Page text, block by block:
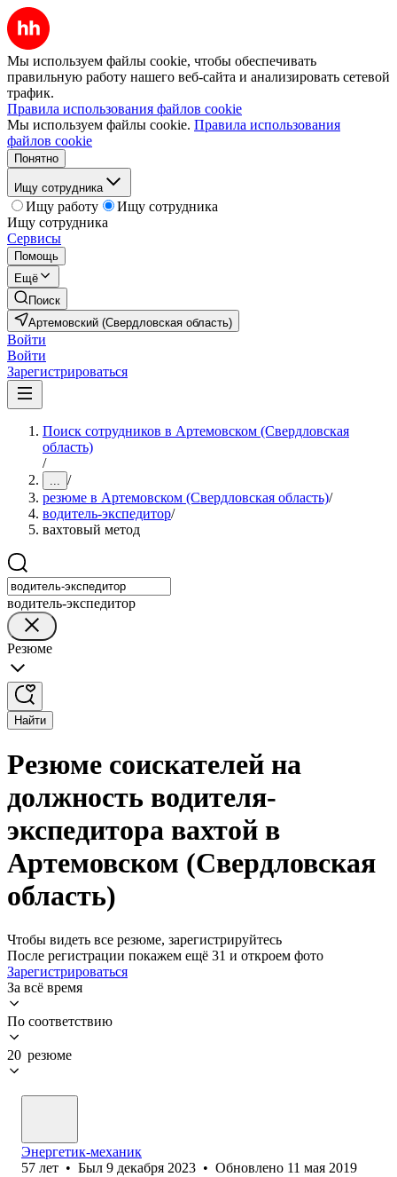
Мы используем файлы cookie, чтобы обеспечивать
правильную работу нашего веб-сайта и анализировать сетевой
трафик.
Правила использования файлов cookie
Мы используем файлы cookie. Правила использования
файлов cookie
Понятно
Ищу сотрудника
Ищу работу
Ищу сотрудника
Ищу сотрудника
Сервисы
Помощь
Ещё
Поиск
Артемовский (Свердловская область)
Войти
Войти
Зарегистрироваться
Поиск сотрудников в Артемовском (Свердловская
область)
/
... /
резюме в Артемовском (Свердловская область)/
водитель-экспедитор/
вахтовый метод
водитель-экспедитор
Резюме
Найти
Резюме соискателей на
должность водителя-
экспедитора вахтой в
Артемовском (Свердловская
область)
Чтобы видеть все резюме, зарегистрируйтесь
После регистрации покажем ещё 31 и откроем фото
Зарегистрироваться
За всё время
По соответствию
20 резюме
Энергетик-механик
57 лет • Был 9 декабря 2023 • Обновлено 11 мая 2019